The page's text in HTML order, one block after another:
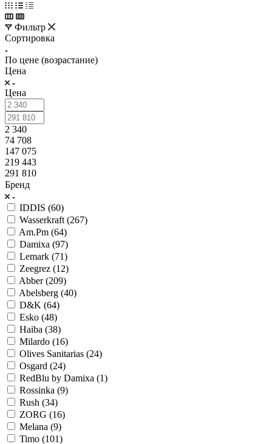
Фильтр
Сортировка
По цене (возрастание)
Цена
Цена
2 340
74 708
147 075
219 443
291 810
Бренд
IDDIS (60)
Wasserkraft (267)
Am.Pm (64)
Damixa (97)
Lemark (71)
Zeegrez (12)
Abber (209)
Abelsberg (40)
D&K (64)
Esko (48)
Haiba (38)
Milardo (16)
Olives Sanitarias (24)
Osgard (24)
RedBlu by Damixa (1)
Rossinka (9)
Rush (34)
ZORG (16)
Melana (9)
Timo (101)